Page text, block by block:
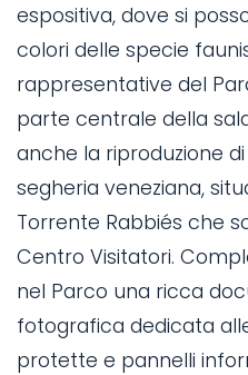
espositiva, dove si
colori delle specie
rappresentative del
parte centrale della
anche la riproduzione
segheria veneziana,
Torrente Rabbiés che
Centro Visitatori.
nel Parco una ricca
fotografica dedicata
protette e pannelli